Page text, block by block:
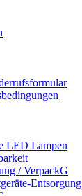
LED Lampen
/ VerpackG
Entsorgung